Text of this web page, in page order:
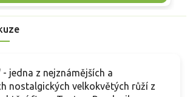
tvar si dlouho zachovává
Barva květů přechází od broskvových a
po jemně lososově růžové odstíny. Vůně
a příjemně doplňuje romantický
- jedna z nejznámějších a
nostalgických velkokvětých růží z